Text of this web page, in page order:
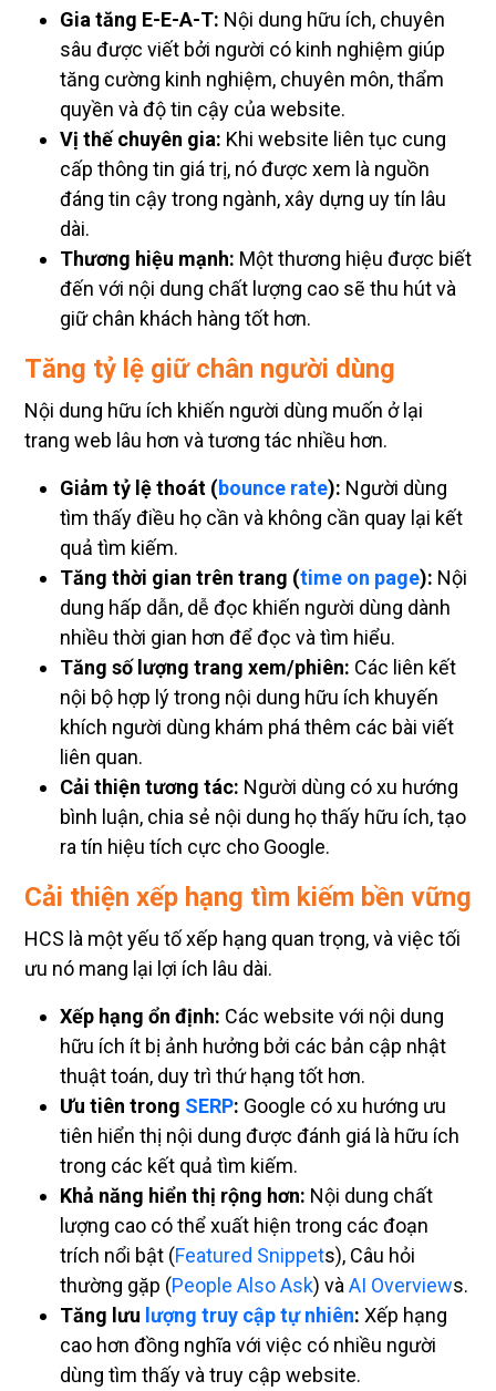
Gia tăng E-E-A-T: Nội dung hữu ích, chuyên
sâu được viết bởi người có kinh nghiệm giúp
tăng cường kinh nghiệm, chuyên môn, thẩm
quyền và độ tin cậy của website.
Vị thế chuyên gia: Khi website liên tục cung
cấp thông tin giá trị, nó được xem là nguồn
đáng tin cậy trong ngành, xây dựng uy tín lâu
dài.
Thương hiệu mạnh: Một thương hiệu được biết
đến với nội dung chất lượng cao sẽ thu hút và
giữ chân khách hàng tốt hơn.
Tăng tỷ lệ giữ chân người dùng
Nội dung hữu ích khiến người dùng muốn ở lại
trang web lâu hơn và tương tác nhiều hơn.
Giảm tỷ lệ thoát (bounce rate): Người dùng
tìm thấy điều họ cần và không cần quay lại kết
quả tìm kiếm.
Tăng thời gian trên trang (time on page): Nội
dung hấp dẫn, dễ đọc khiến người dùng dành
nhiều thời gian hơn để đọc và tìm hiểu.
Tăng số lượng trang xem/phiên: Các liên kết
nội bộ hợp lý trong nội dung hữu ích khuyến
khích người dùng khám phá thêm các bài viết
liên quan.
Cải thiện tương tác: Người dùng có xu hướng
bình luận, chia sẻ nội dung họ thấy hữu ích, tạo
ra tín hiệu tích cực cho Google.
Cải thiện xếp hạng tìm kiếm bền vững
HCS là một yếu tố xếp hạng quan trọng, và việc tối
ưu nó mang lại lợi ích lâu dài.
Xếp hạng ổn định: Các website với nội dung
hữu ích ít bị ảnh hưởng bởi các bản cập nhật
thuật toán, duy trì thứ hạng tốt hơn.
Ưu tiên trong SERP: Google có xu hướng ưu
tiên hiển thị nội dung được đánh giá là hữu ích
trong các kết quả tìm kiếm.
Khả năng hiển thị rộng hơn: Nội dung chất
lượng cao có thể xuất hiện trong các đoạn
trích nổi bật (Featured Snippets), Câu hỏi
thường gặp (People Also Ask) vàAI Overviews.
Tăng lưu lượng truy cập tự nhiên: Xếp hạng
cao hơn đồng nghĩa với việc có nhiều người
dùng tìm thấy và truy cập website.